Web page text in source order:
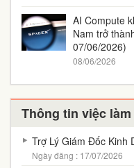
AI Compute
Nam trở
07/06/2026)
08/06/2026
Thông tin việc làm
Trợ Lý Giám Đốc Kinh
Ngày đăng : 17/07/2026